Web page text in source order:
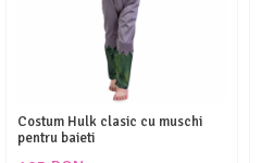
Costum Hulk clasic cu muschi
pentru baieti